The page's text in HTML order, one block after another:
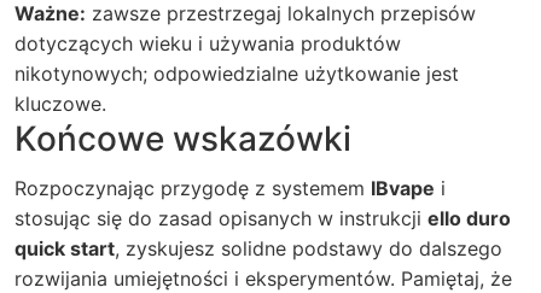
Ważne: zawsze przestrzegaj lokalnych przepisów
dotyczących wieku i używania produktów
nikotynowych; odpowiedzialne użytkowanie jest
kluczowe.
Końcowe wskazówki
Rozpoczynając przygodę z systemem IBvape i
stosując się do zasad opisanych w instrukcji ello duro
quick start, zyskujesz solidne podstawy do dalszego
rozwijania umiejętności i eksperymentów. Pamiętaj, że